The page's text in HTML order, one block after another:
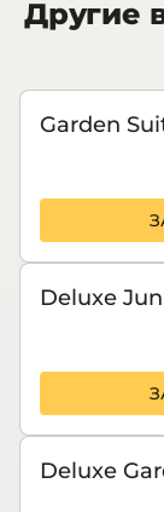
Другие
Garden
Deluxe
Deluxe